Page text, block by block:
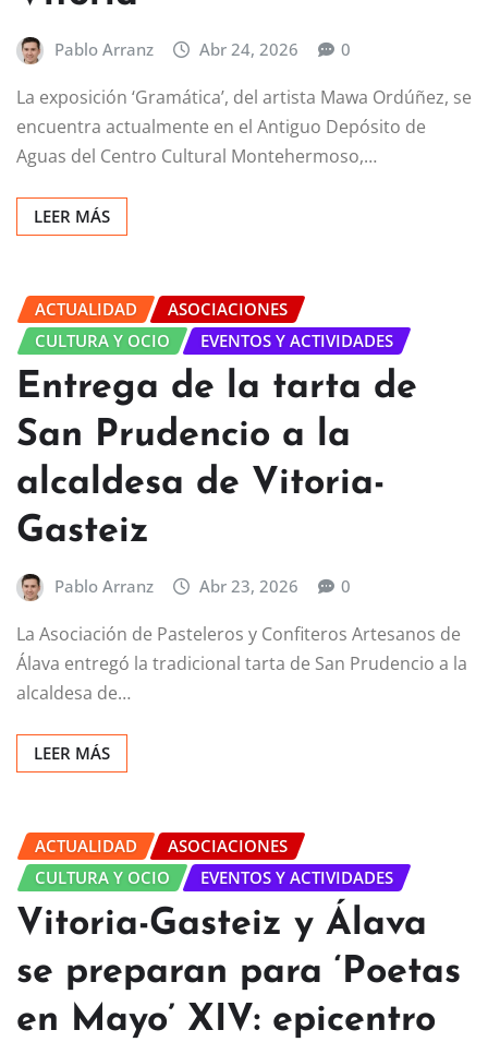
Pablo Arranz Abr 24, 2026 0
La exposición ‘Gramática’, del artista Mawa Ordúñez, se
encuentra actualmente en el Antiguo Depósito de
Aguas del Centro Cultural Montehermoso,…
LEER MÁS
ACTUALIDAD
ASOCIACIONES
CULTURA Y OCIO
EVENTOS Y ACTIVIDADES
Entrega de la tarta de
San Prudencio a la
alcaldesa de Vitoria-
Gasteiz
Pablo Arranz Abr 23, 2026 0
La Asociación de Pasteleros y Confiteros Artesanos de
Álava entregó la tradicional tarta de San Prudencio a la
alcaldesa de…
LEER MÁS
ACTUALIDAD
ASOCIACIONES
CULTURA Y OCIO
EVENTOS Y ACTIVIDADES
Vitoria-Gasteiz y Álava
se preparan para ‘Poetas
en Mayo’ XIV: epicentro